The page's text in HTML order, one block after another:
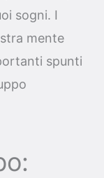
sogni. I
mente
spunti